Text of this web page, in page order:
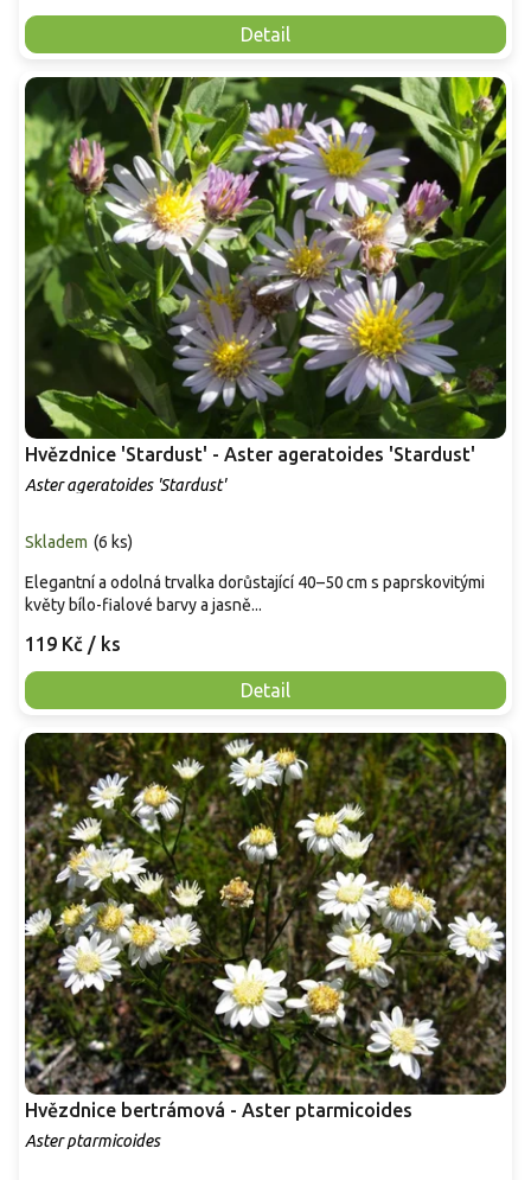
Detail
Hvězdnice 'Stardust' - Aster ageratoides 'Stardust'
Aster ageratoides 'Stardust'
Skladem (6 ks)
119 Kč / ks
Detail
Elegantní a odolná trvalka dorůstající 40–50 cm s paprskovitými
květy bílo-fialové barvy a jasně...
Hvězdnice bertrámová - Aster ptarmicoides
Aster ptarmicoides